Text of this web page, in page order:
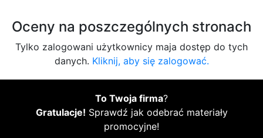
Oceny na poszczególnych stronach
Tylko zalogowani użytkownicy maja dostęp do tych
danych. Kliknij, aby się zalogować.
To Twoja firma?
Gratulacje! Sprawdź jak odebrać materiały
promocyjne!